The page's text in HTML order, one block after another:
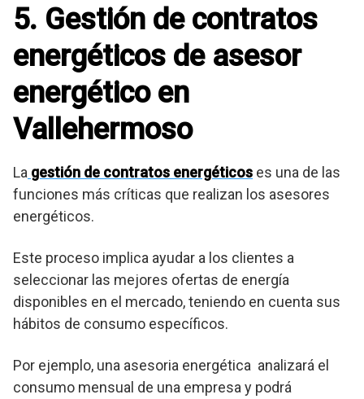
5. Gestión de contratos
energéticos de asesor
energético en
Vallehermoso
La gestión de contratos energéticos es una de las
funciones más críticas que realizan los asesores
energéticos.
Este proceso implica ayudar a los clientes a
seleccionar las mejores ofertas de energía
disponibles en el mercado, teniendo en cuenta sus
hábitos de consumo específicos.
Por ejemplo, una asesoria energética analizará el
consumo mensual de una empresa y podrá